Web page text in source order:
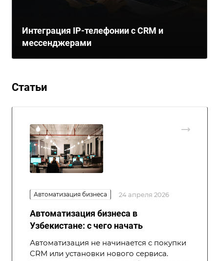
Интеграция IP-телефонии с CRM и
мессенджерами
Статьи
Автоматизация бизнеса 24 апреля 2026
Автоматизация бизнеса в
Узбекистане: с чего начать
Автоматизация не начинается с покупки
CRM или установки нового сервиса.